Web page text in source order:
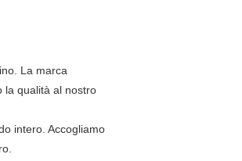
La marca
la qualità al nostro
intero. Accogliamo